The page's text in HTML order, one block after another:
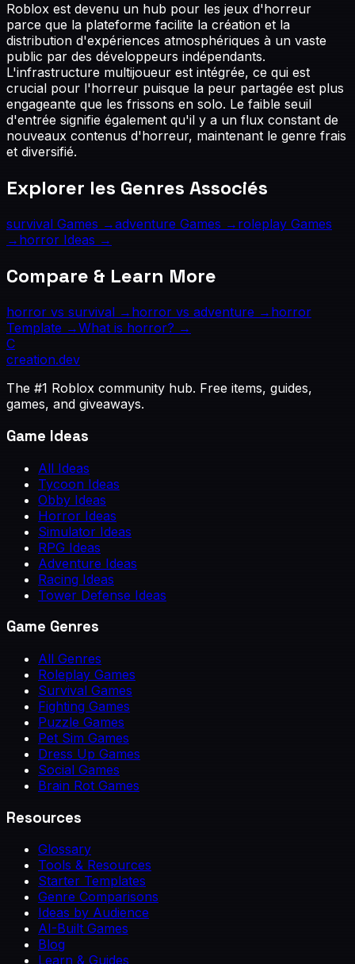
Roblox est devenu un hub pour les jeux d'horreur
parce que la plateforme facilite la création et la
distribution d'expériences atmosphériques à un vaste
public par des développeurs indépendants.
L'infrastructure multijoueur est intégrée, ce qui est
crucial pour l'horreur puisque la peur partagée est plus
engageante que les frissons en solo. Le faible seuil
d'entrée signifie également qu'il y a un flux constant de
nouveaux contenus d'horreur, maintenant le genre frais
et diversifié.
Explorer les Genres Associés
survival Games →adventure Games → roleplay Games
→ horror Ideas →
Compare & Learn More
horror vs survival → horror vs adventure → horror
Template →What is horror? →
C
creation.dev
The #1 Roblox community hub. Free items, guides,
games, and giveaways.
Game Ideas
All Ideas
Tycoon Ideas
Obby Ideas
Horror Ideas
Simulator Ideas
RPG Ideas
Adventure Ideas
Racing Ideas
Tower Defense Ideas
Game Genres
All Genres
Roleplay Games
Survival Games
Fighting Games
Puzzle Games
Pet Sim Games
Dress Up Games
Social Games
Brain Rot Games
Resources
Glossary
Tools & Resources
Starter Templates
Genre Comparisons
Ideas by Audience
AI-Built Games
Blog
Learn & Guides